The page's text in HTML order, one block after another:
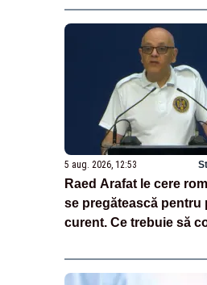
5 aug. 2026, 12:53
Raed Arafat le cere
se pregătească pentru
curent. Ce trebuie să